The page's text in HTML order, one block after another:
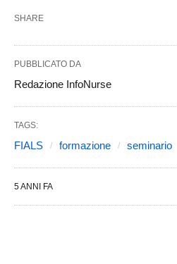
SHARE
PUBBLICATO DA
Redazione InfoNurse
TAGS:
FIALS formazione seminario
5 ANNI FA